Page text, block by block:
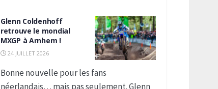
Glenn Coldenhoff
retrouve le mondial
MXGP à Arnhem !
24 JUILLET 2026
Bonne nouvelle pour les fans
néerlandais… mais pas seulement. Glenn